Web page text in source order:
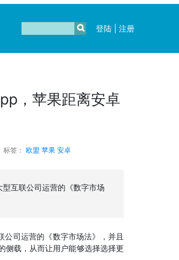
登陆| 注册
，苹果距离安卓
标签： 欧盟 苹果 安卓
互联公司运营的《数字市场
公司运营的《数字市场法》，并且
侧载，从而让用户能够选择选择更